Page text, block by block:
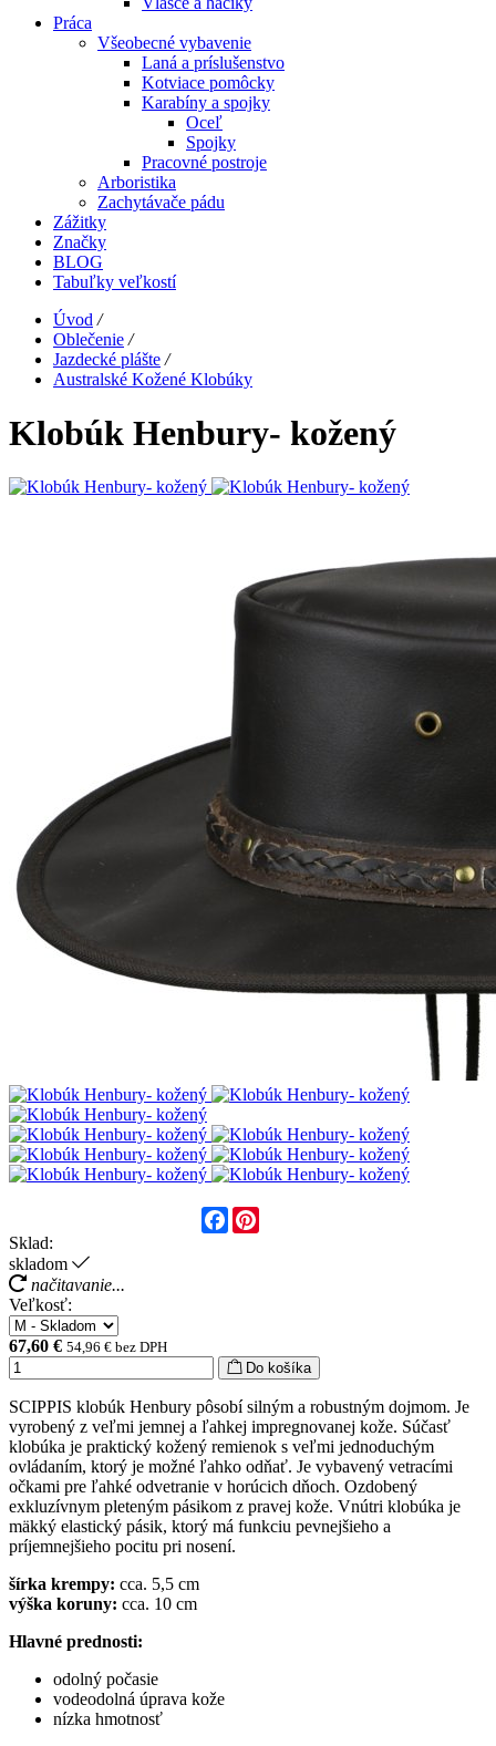
Práca
Všeobecné vybavenie
Laná a príslušenstvo
Kotviace pomôcky
Karabíny a spojky
Oceľ
Spojky
Pracovné postroje
Arboristika
Zachytávače pádu
Zážitky
Značky
BLOG
Tabuľky veľkostí
Úvod /
Oblečenie /
Jazdecké plášte /
Australské Kožené Klobúky
Klobúk Henbury- kožený
Facebook
Sklad:
skladom
načitavanie...
Veľkosť:
67,60 € 54,96 € bez DPH
Do košíka
SCIPPIS klobúk Henbury pôsobí silným a robustným dojmom. Je
vyrobený z veľmi jemnej a ľahkej impregnovanej kože. Súčasť
klobúka je praktický kožený remienok s veľmi jednoduchým
ovládaním, ktorý je možné ľahko odňať. Je vybavený vetracími
očkami pre ľahké odvetranie v horúcich dňoch. Ozdobený
exkluzívnym pleteným pásikom z pravej kože. Vnútri klobúka je
mäkký elastický pásik, ktorý má funkciu pevnejšieho a
príjemnejšieho pocitu pri nosení.
šírka krempy: cca. 5,5 cm
výška koruny: cca. 10 cm
Hlavné prednosti:
odolný počasie
vodeodolná úprava kože
nízka hmotnosť